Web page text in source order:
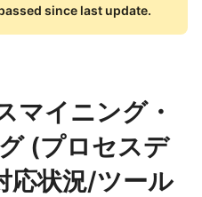
since last update.
マイニング・
(プロセスデ
応状況/ツール